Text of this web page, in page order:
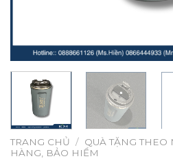
TRANG CHỦ / QUÀ TẶNG THEO
HÀNG, BẢO HIỂM